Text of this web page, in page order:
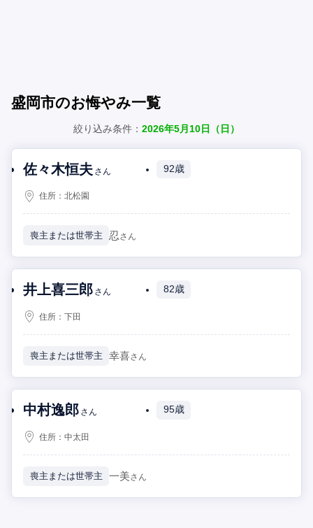
盛岡市のお悔やみ一覧
絞り込み条件： 2026年5月10日（日）
佐々木恒夫 さん 92歳
住所：北松園
喪主または世帯主 忍さん
井上喜三郎 さん 82歳
住所：下田
喪主または世帯主 幸喜さん
中村逸郎 さん 95歳
住所：中太田
喪主または世帯主 一美さん